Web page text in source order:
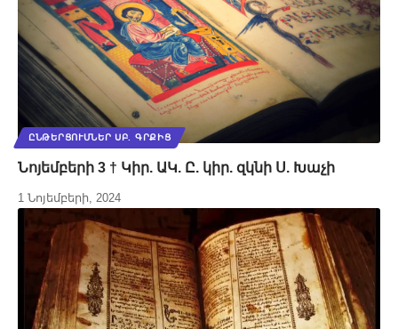
ԸՆԹԵՐՑՈՒՄՆԵՐ ՍԲ. ԳՐՔԻՑ
Նոյեմբերի 3 † Կիր. ԱԿ. Ը. կիր. զկնի Ս. Խաչի
1 Նոյեմբերի, 2024